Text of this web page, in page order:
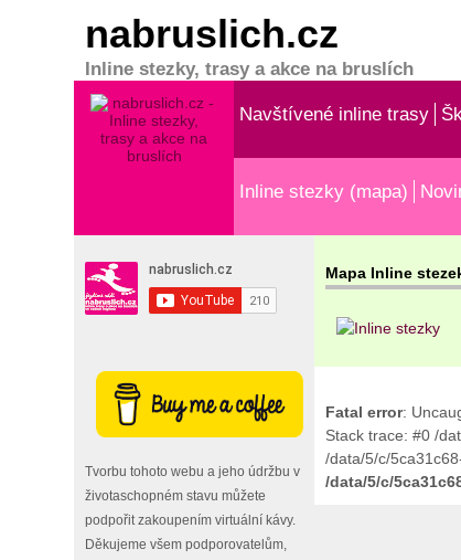
nabruslich.cz
Inline stezky, trasy a akce na bruslích
Navštívené inline trasy
Inline stezky (mapa)
Tvorbu tohoto webu a jeho údržbu v
životaschopném stavu můžete
podpořit zakoupením virtuální kávy.
Děkujeme všem podporovatelům,
Mapa Inline
Fatal error:
Stack trace: #0 /
/data/5/c/
/data/5/c/